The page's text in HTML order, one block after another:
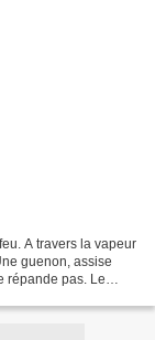
A travers la vapeur
guenon, assise
répande pas. Le